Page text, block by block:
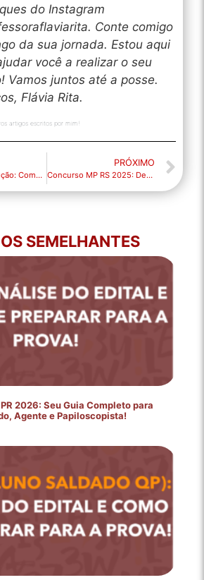
do Instagram
Conte comigo
da sua jornada. Estou aqui
você a realizar o seu
Vamos juntos até a posse.
Flávia Rita.
artigos escritos por mim!
Tipos de introdução: Começar bem o texto é fundamental para o seu sucesso!
PRÓXIMO
Concurso MP RS 2025: Detalhes do edital, provas e peso da Língua Portuguesa
SEMELHANTES
2026: Seu Guia Completo para
Agente e Papiloscopista!